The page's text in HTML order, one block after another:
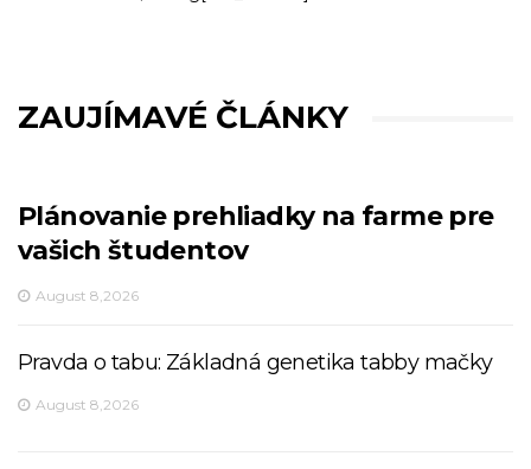
ZAUJÍMAVÉ ČLÁNKY
Plánovanie prehliadky na farme pre
vašich študentov
August 8,2026
Pravda o tabu: Základná genetika tabby mačky
August 8,2026